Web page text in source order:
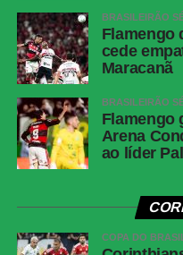
Fluminense reage
com o Botafogo,
Sem novas mudanças no
empatado em 1 a 1.
Próximos jogos
Competição:Copa Sul-
Data e horário:13.08
BRASILEIRÃO
Flamengo
cede
Maracanã
BRASILEIRÃO
Flamengo
Arena
ao líder
COPA DO BRASIL